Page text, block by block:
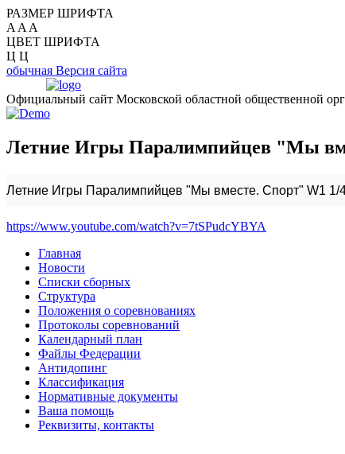
РАЗМЕР ШРИФТА
A A A
ЦВЕТ ШРИФТА
Ц Ц
обычная Версия сайта
Официальный сайт Московской областной общественной
Летние Игры Паралимпийцев "Мы
Летние Игры Паралимпийцев "Мы вместе. Спорт" W1 1/
https://www.youtube.com/watch?v=7tSPudcYBYA
Главная
Новости
Списки сборных
Структура
Положения о соревнованиях
Протоколы соревнований
Календарный план
Файлы Федерации
Антидопинг
Классификация
Нормативные документы
Ваша помощь
Реквизиты, контакты